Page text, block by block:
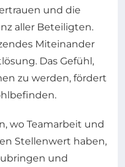
und die
aller Beteiligten.
Miteinander
Das Gefühl,
zu werden, fördert
wo Teamarbeit und
Stellenwert haben,
und